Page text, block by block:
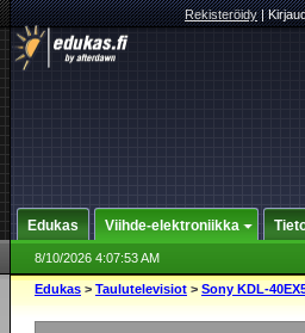
Rekisteröidy|
Edukas Viihde-elektroniikka
8/10/2026 4:07:53 AM
Edukas > Taulutelevisiot > Sony KDL-